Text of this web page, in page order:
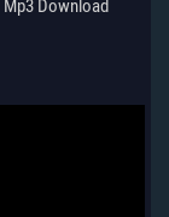
Mp3 Download